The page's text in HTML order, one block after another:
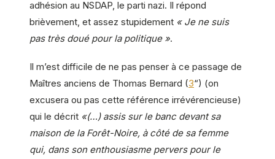
adhésion au NSDAP, le parti nazi. Il répond
brièvement, et assez stupidement « Je ne suis
pas très doué pour la politique ».
Il m’est difficile de ne pas penser à ce passage de
Maîtres anciens de Thomas Bernard (3“) (on
excusera ou pas cette référence irrévérencieuse)
qui le décrit «(…) assis sur le banc devant sa
maison de la Forêt-Noire, à côté de sa femme
qui, dans son enthousiasme pervers pour le